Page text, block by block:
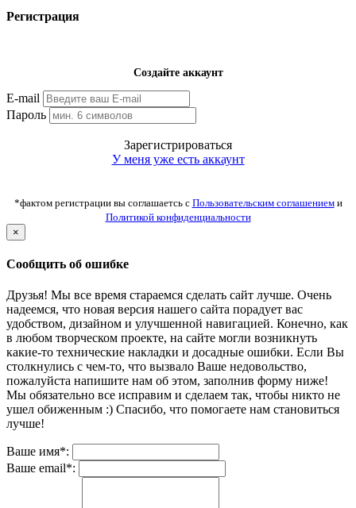
Регистрация
Создайте аккаунт
E-mail
Пароль
Зарегистрироваться
У меня уже есть аккаунт
*фактом регистрации вы соглашаетсь с Пользовательским соглашениеми
Политикой конфиденциальности
×
Сообщить об ошибке
Друзья! Мы все время стараемся сделать сайт лучше. Очень
надеемся, что новая версия нашего сайта порадует вас
удобством, дизайном и улучшенной навигацией. Конечно, как
в любом творческом проекте, на сайте могли возникнуть
какие-то технические накладки и досадные ошибки. Если Вы
столкнулись с чем-то, что вызвало Ваше недовольство,
пожалуйста напишите нам об этом, заполнив форму ниже!
Мы обязательно все исправим и сделаем так, чтобы никто не
ушел обиженным :) Спасибо, что помогаете нам становиться
лучше!
Ваше имя*:
Ваше email*: